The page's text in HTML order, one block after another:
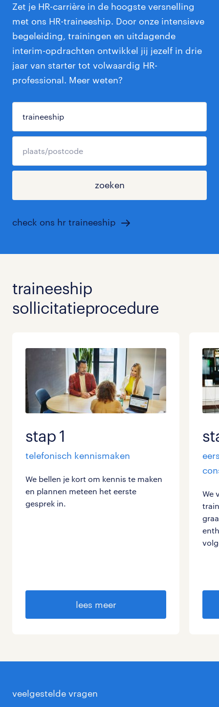
Zet je HR-carrière in de hoogste versnelling
met ons HR-traineeship. Door onze intensieve
begeleiding, trainingen en uitdagende
interim-opdrachten ontwikkel jij jezelf in drie
jaar van starter tot volwaardig HR-
professional. Meer weten?
zoeken
check ons hr traineeship
traineeship
sollicitatieprocedure
stap 1
telefonisch kennismaken
We bellen je kort om kennis te maken
en plannen meteen het eerste
gesprek in.
lees meer
We
veelgestelde vragen